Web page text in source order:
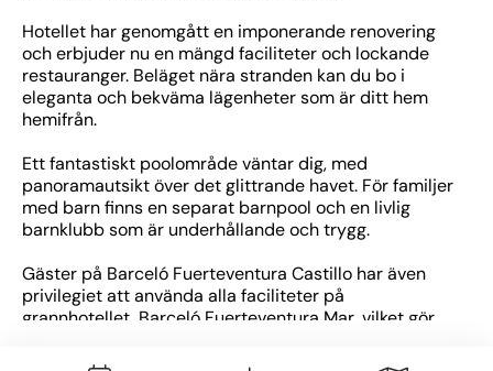
Hotellet har genomgått en imponerande renovering
och erbjuder nu en mängd faciliteter och lockande
restauranger. Beläget nära stranden kan du bo i
eleganta och bekväma lägenheter som är ditt hem
hemifrån.
Ett fantastiskt poolområde väntar dig, med
panoramautsikt över det glittrande havet. För familjer
med barn finns en separat barnpool och en livlig
barnklubb som är underhållande och trygg.
Gäster på Barceló Fuerteventura Castillo har även
privilegiet att använda alla faciliteter på
grannhotellet, Barceló Fuerteventura Mar, vilket gör